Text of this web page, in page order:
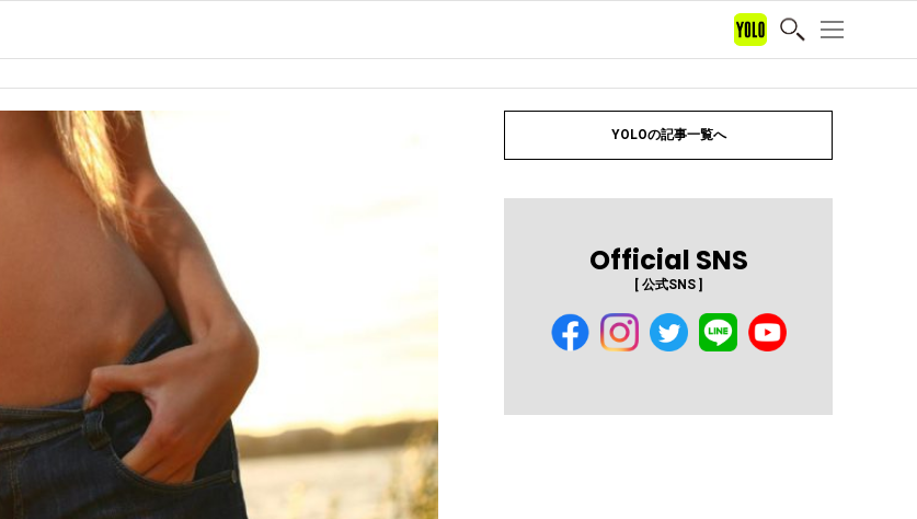
YOLOの記事一覧へ
Official SNS
[ 公式SNS ]